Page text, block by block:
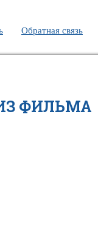
Обратная связь
ФИЛЬМА